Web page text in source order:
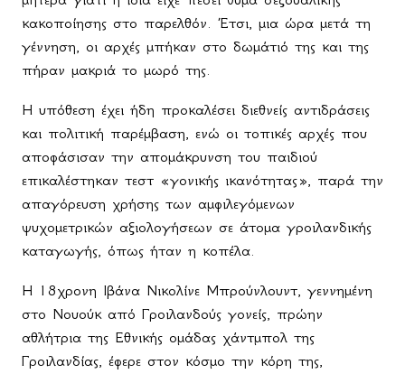
κακοποίησης στο παρελθόν. Έτσι, μια ώρα μετά τη
γέννηση, οι αρχές μπήκαν στο δωμάτιό της και της
πήραν μακριά το μωρό της.
Η υπόθεση έχει ήδη προκαλέσει διεθνείς αντιδράσεις
και πολιτική παρέμβαση, ενώ οι τοπικές αρχές που
αποφάσισαν την απομάκρυνση του παιδιού
επικαλέστηκαν τεστ «γονικής ικανότητας», παρά την
απαγόρευση χρήσης των αμφιλεγόμενων
ψυχομετρικών αξιολογήσεων σε άτομα γροιλανδικής
καταγωγής, όπως ήταν η κοπέλα.
Η 18χρονη Ιβάνα Νικολίνε Μπρούνλουντ, γεννημένη
στο Νουούκ από Γροιλανδούς γονείς, πρώην
αθλήτρια της Εθνικής ομάδας χάντμπολ της
Γροιλανδίας, έφερε στον κόσμο την κόρη της,